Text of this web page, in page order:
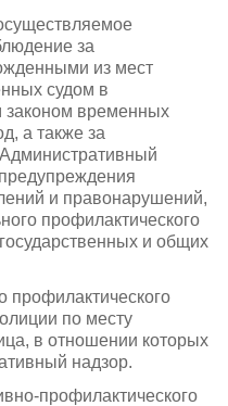
за
из мест
судом в
законом временных
а также за
и правонарушений,
профилактического
и общих
профилактического
по месту
в отношении которых
надзор.
профилактического